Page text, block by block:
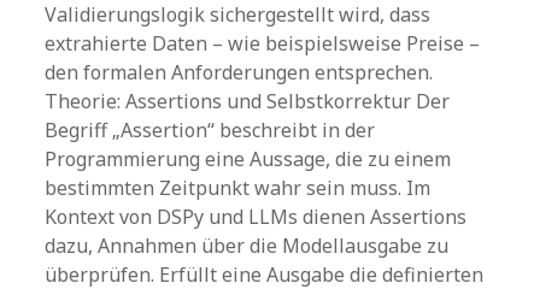
Validierungslogik sichergestellt wird, dass
extrahierte Daten – wie beispielsweise Preise –
den formalen Anforderungen entsprechen.
Theorie: Assertions und Selbstkorrektur Der
Begriff „Assertion“ beschreibt in der
Programmierung eine Aussage, die zu einem
bestimmten Zeitpunkt wahr sein muss. Im
Kontext von DSPy und LLMs dienen Assertions
dazu, Annahmen über die Modellausgabe zu
überprüfen. Erfüllt eine Ausgabe die definierten